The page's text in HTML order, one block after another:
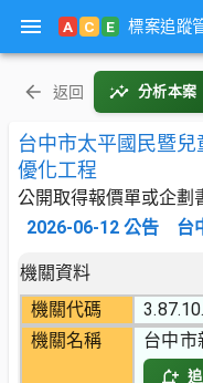
A C E 標案追蹤
返回 分析本案
台中市太平國民暨
優化工程
公開取得報價單或企劃
2026-06-12 公告 台
機關資料
機關代碼
機關名稱
台中市